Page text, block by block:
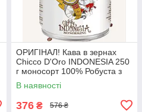
ОРИГІНАЛ! Кава в зернах
Chicco D'Oro INDONESIA 250
г моносорт 100% Робуста з
вулканічних ґрунтів Індонезії
у банці (Швейцарія)
В наявності
376 ₴ 576 ₴